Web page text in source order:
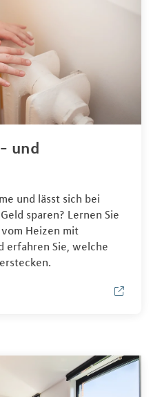
und
und lässt sich bei
sparen? Lernen Sie
Heizen mit
erfahren Sie, welche